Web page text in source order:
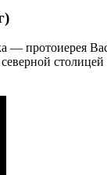
протоиерея